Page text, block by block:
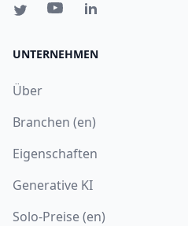
UNTERNEHMEN
Über
Branchen (en)
Eigenschaften
Generative KI
Solo-Preise (en)